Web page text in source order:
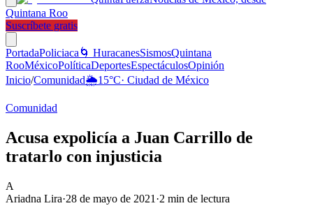
Quintana Roo
Suscríbete gratis
PortadaPoliciaca 🌀 HuracanesSismosQuintana
RooMéxicoPolíticaDeportesEspectáculosOpinión
Inicio/Comunidad🌦️15°C· Ciudad de México
Comunidad
Acusa expolicía a Juan Carrillo de
tratarlo con injusticia
A
Ariadna Lira·28 de mayo de 2021 ·2 min de lectura